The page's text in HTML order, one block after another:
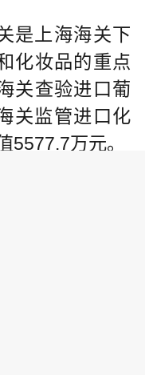
上海海关下
化妆品的重点
关查验进口葡
关监管进口化
5577.7万元。